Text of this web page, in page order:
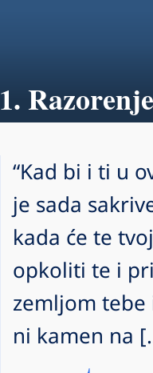
1.
“Kad bi i ti u
je sada
kada će te
opkoliti te i
zemljom
ni kamen na